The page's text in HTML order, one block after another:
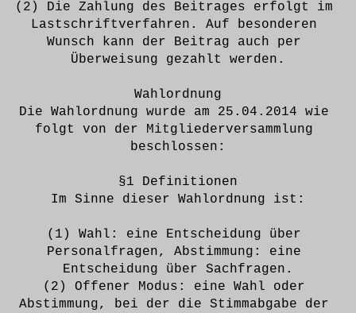
(2) Die Zahlung des Beitrages erfolgt im
Lastschriftverfahren. Auf besonderen
Wunsch kann der Beitrag auch per
Überweisung gezahlt werden.
Wahlordnung
Die Wahlordnung wurde am 25.04.2014 wie
folgt von der Mitgliederversammlung
beschlossen:
§1 Definitionen
Im Sinne dieser Wahlordnung ist:
(1) Wahl: eine Entscheidung über
Personalfragen, Abstimmung: eine
Entscheidung über Sachfragen.
(2) Offener Modus: eine Wahl oder
Abstimmung, bei der die Stimmabgabe der